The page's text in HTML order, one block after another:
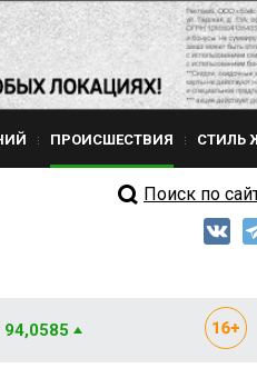
ПРОИСШЕСТВИЯ СТИЛЬ
Поиск по
94,0585